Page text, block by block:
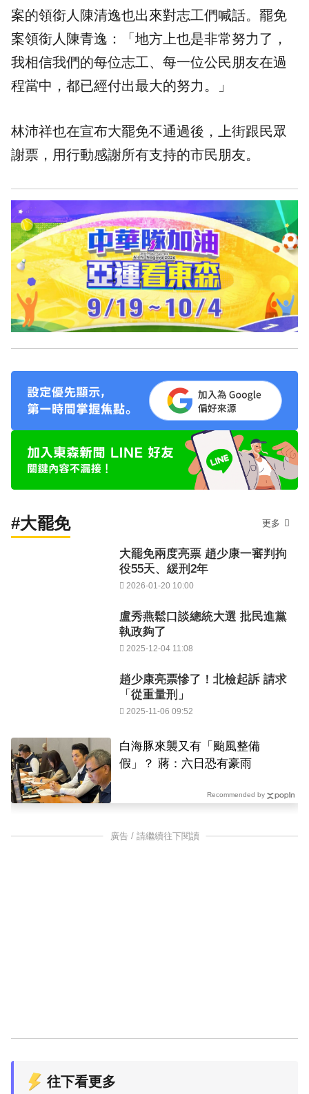
案的領銜人陳清逸也出來對志工們喊話。罷免
案領銜人陳青逸：「地方上也是非常努力了，
我相信我們的每位志工、每一位公民朋友在過
程當中，都已經付出最大的努力。」
林沛祥也在宣布大罷免不通過後，上街跟民眾
謝票，用行動感謝所有支持的市民朋友。
#大罷免 更多
大罷免兩度亮票 趙少康一審判拘
役55天、緩刑2年
2026-01-20 10:00
盧秀燕鬆口談總統大選 批民進黨
執政夠了
2025-12-04 11:08
趙少康亮票慘了！北檢起訴 請求
「從重量刑」
2025-11-06 09:52
白海豚來襲又有「颱風整備
假」？ 蔣：六日恐有豪雨
Recommended by
廣告 / 請繼續往下閱讀
往下看更多